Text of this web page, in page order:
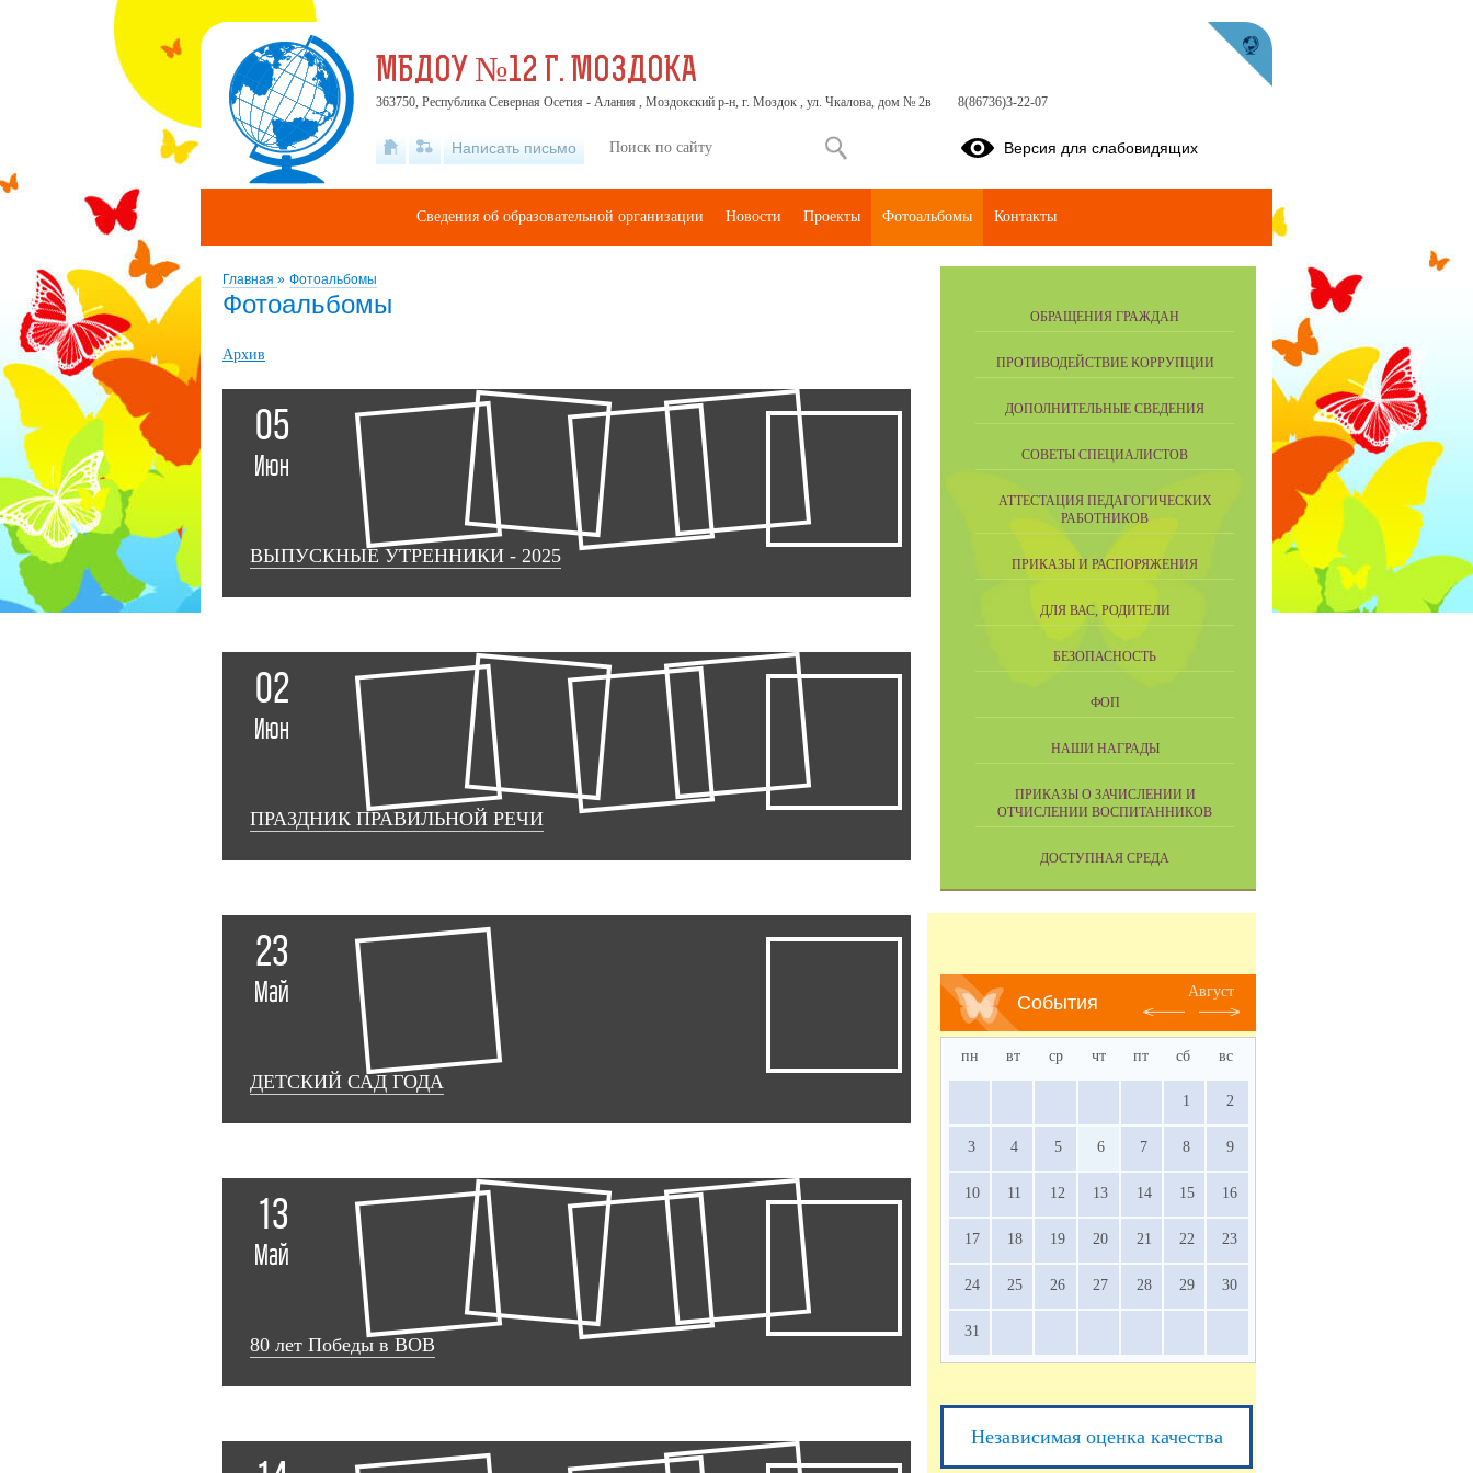
Главная » Фотоальбомы
Фотоальбомы
Архив
05
Июн
ВЫПУСКНЫЕ УТРЕННИКИ - 2025
02
Июн
ПРАЗДНИК ПРАВИЛЬНОЙ РЕЧИ
23
Май
ДЕТСКИЙ САД ГОДА
13
Май
80 лет Победы в ВОВ
ОБРАЩЕНИЯ ГРАЖДАН
ПРОТИВОДЕЙСТВИЕ КОРРУПЦИИ
ДОПОЛНИТЕЛЬНЫЕ СВЕДЕНИЯ
СОВЕТЫ СПЕЦИАЛИСТОВ
АТТЕСТАЦИЯ ПЕДАГОГИЧЕСКИХ
РАБОТНИКОВ
ПРИКАЗЫ И РАСПОРЯЖЕНИЯ
ДЛЯ ВАС, РОДИТЕЛИ
БЕЗОПАСНОСТЬ
ФОП
НАШИ НАГРАДЫ
ПРИКАЗЫ О ЗАЧИСЛЕНИИ И
ОТЧИСЛЕНИИ ВОСПИТАННИКОВ
ДОСТУПНАЯ СРЕДА
События
Август
пн вт ср чт пт сб вс
1 2
3 4 5 6 7 8 9
10 11 12 13 14 15 16
17 18 19 20 21 22 23
24 25 26 27 28 29 30
31
Независимая оценка качества
МБДОУ №12 Г. МОЗДОКА
363750, Республика Северная Осетия - Алания , Моздокский р-н, г. Моздок , ул. Чкалова, дом № 2в 8(86736)3-22-07
Написать письмо Версия для слабовидящих
Сведения об образовательной организации Новости Проекты Фотоальбомы Контакты